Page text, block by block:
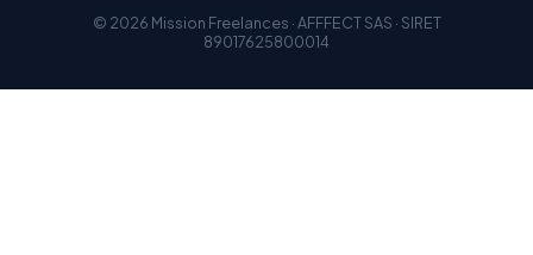
© 2026 Mission Freelances · AFFFECT SAS · SIRET
89017625800014